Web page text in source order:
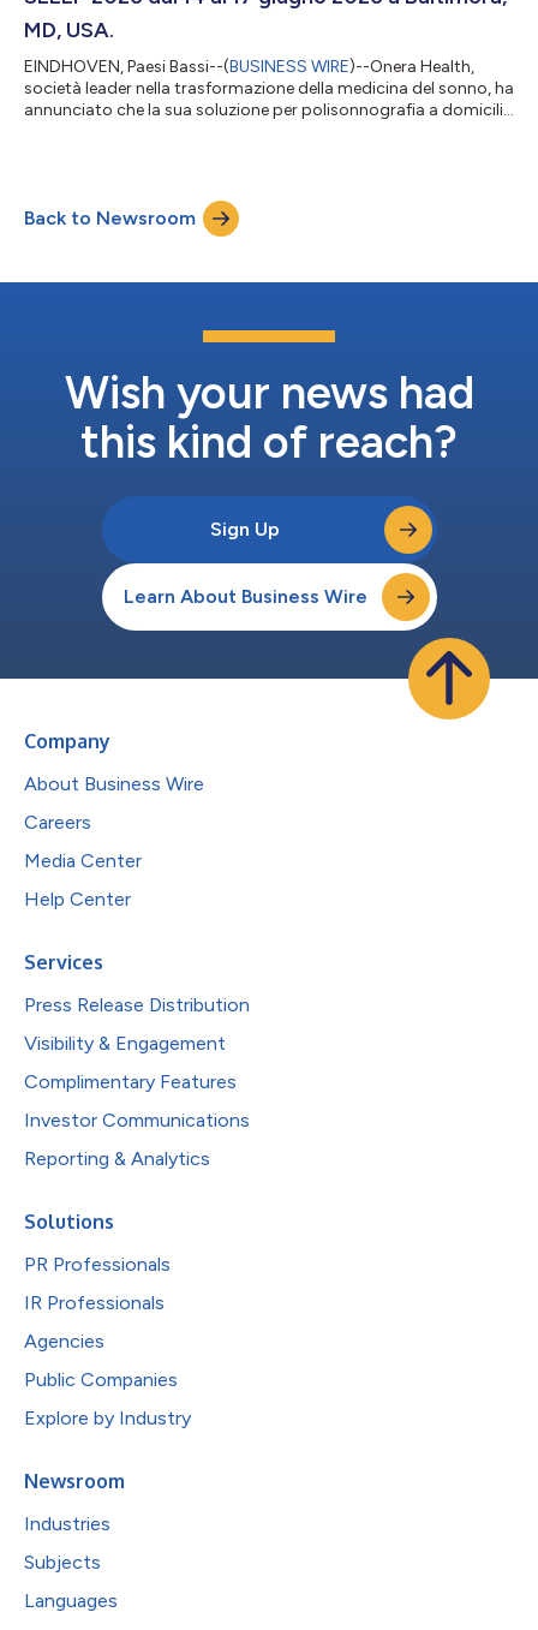
MD, USA.
EINDHOVEN, Paesi Bassi--(BUSINESS WIRE)--Onera Health,
società leader nella trasformazione della medicina del sonno, ha
annunciato che la sua soluzione per polisonnografia a domicilio
annuncio, redatto nella lingua di partenza, è la versione ufficiale
che fa fede. Le traduzioni sono offerte unicamente per
Back to Newsroom
Wish your news had
this kind of reach?
Sign Up
Learn About Business Wire
Company
About Business Wire
Careers
Media Center
Help Center
Services
Press Release Distribution
Visibility & Engagement
Complimentary Features
Investor Communications
Reporting & Analytics
Solutions
PR Professionals
IR Professionals
Agencies
Public Companies
Explore by Industry
Newsroom
Industries
Subjects
Languages